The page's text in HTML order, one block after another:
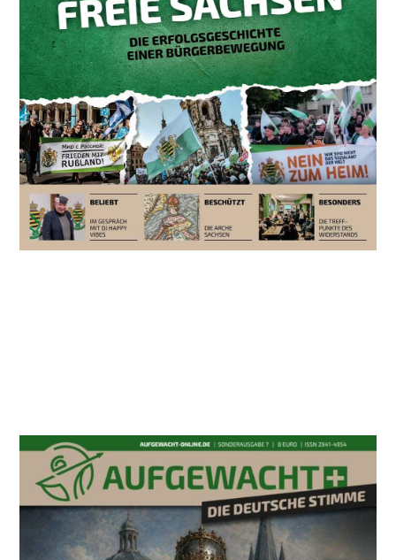
AUCH INTERESSANT